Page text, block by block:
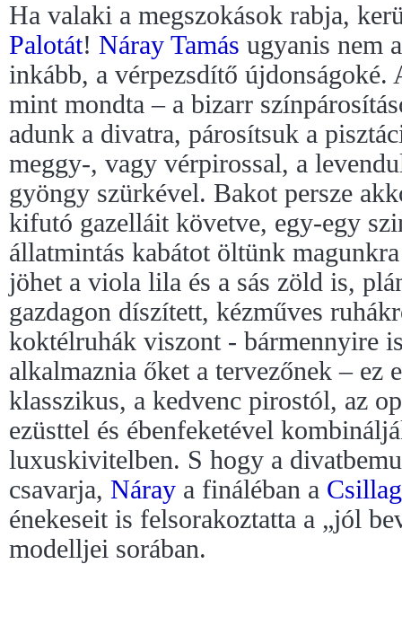
Ha valaki a megszokások rabja,
Palotát! Náray Tamás ugyanis nem
inkább, a vérpezsdítő újdonságoké.
mint mondta – a bizarr
adunk a divatra, párosítsuk a
meggy-, vagy vérpirossal, a
gyöngy szürkével. Bakot persze
kifutó gazelláit követve, egy-egy
állatmintás kabátot öltünk
jöhet a viola lila és a sás zöld is,
gazdagon díszített, kézműves
koktélruhák viszont - bármennyire
alkalmaznia őket a tervezőnek – ez
klasszikus, a kedvenc pirostól, az
ezüsttel és ébenfeketével
luxuskivitelben. S hogy a
csavarja, Náray a fináléban a
énekeseit is felsorakoztatta a „jól
modelljei sorában.